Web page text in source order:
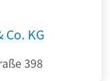
KG
398